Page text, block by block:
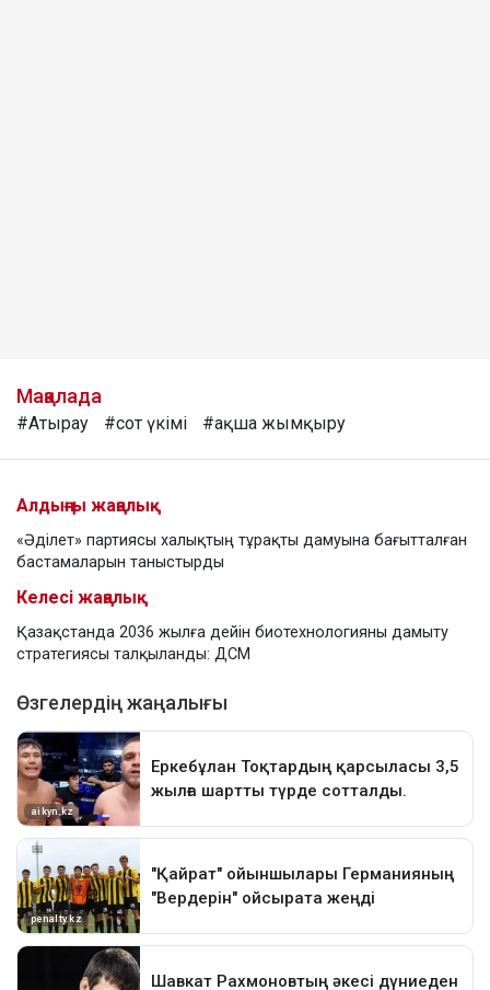
Мақалада
#Атырау #сот үкімі #ақша жымқыру
Алдыңғы жаңалық
«Әділет» партиясы халықтың тұрақты дамуына бағытталған
бастамаларын таныстырды
Келесі жаңалық
Қазақстанда 2036 жылға дейін биотехнологияны дамыту
стратегиясы талқыланды: ДСМ